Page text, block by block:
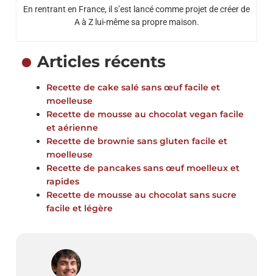
En rentrant en France, il s’est lancé comme projet de créer de
A à Z lui-même sa propre maison.
Articles récents
Recette de cake salé sans œuf facile et
moelleuse
Recette de mousse au chocolat vegan facile
et aérienne
Recette de brownie sans gluten facile et
moelleuse
Recette de pancakes sans œuf moelleux et
rapides
Recette de mousse au chocolat sans sucre
facile et légère